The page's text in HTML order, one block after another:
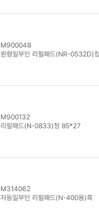
M900048
원형일부인 리필패드(NR-0532D)
M900132
리필패드(N-0833)청 85*27
M314062
자동일부인 리필패드(N-400용)흑